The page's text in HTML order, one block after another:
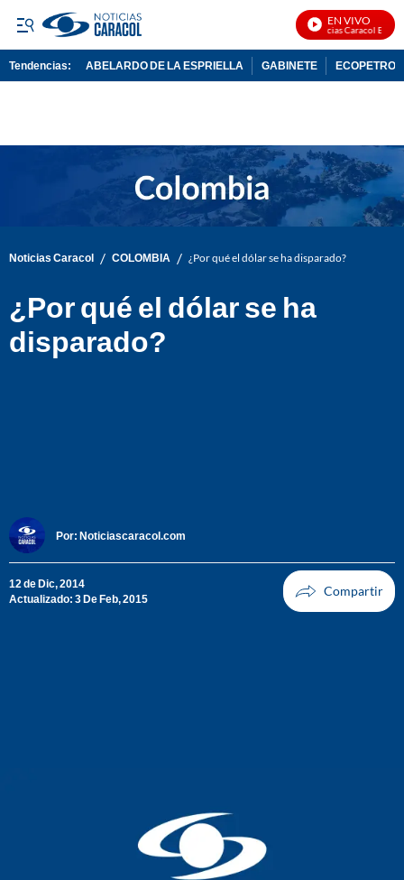
EN VIVO
Noticias Caracol En Vivo
Tendencias: ABELARDO DE LA ESPRIELLA GABINETE ECOPETROL
Noticias Caracol / COLOMBIA / ¿Por qué el dólar se ha disparado?
¿Por qué el dólar se ha
disparado?
Por: Noticiascaracol.com
12 de Dic, 2014
Actualizado: 3 De Feb, 2015